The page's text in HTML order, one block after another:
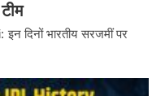
दिनों भारतीय सरजमीं पर